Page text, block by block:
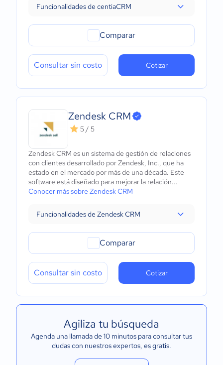
Funcionalidades de centiaCRM
Comparar
Consultar sin costo Cotizar
Zendesk CRM
5 / 5
Zendesk CRM es un sistema de gestión de relaciones
con clientes desarrollado por Zendesk, Inc., que ha
estado en el mercado por más de una década. Este
software está diseñado para mejorar la relación...
Conocer más sobre Zendesk CRM
Funcionalidades de Zendesk CRM
Comparar
Consultar sin costo Cotizar
Agiliza tu búsqueda
Agenda una llamada de 10 minutos para consultar tus
dudas con nuestros expertos, es gratis.